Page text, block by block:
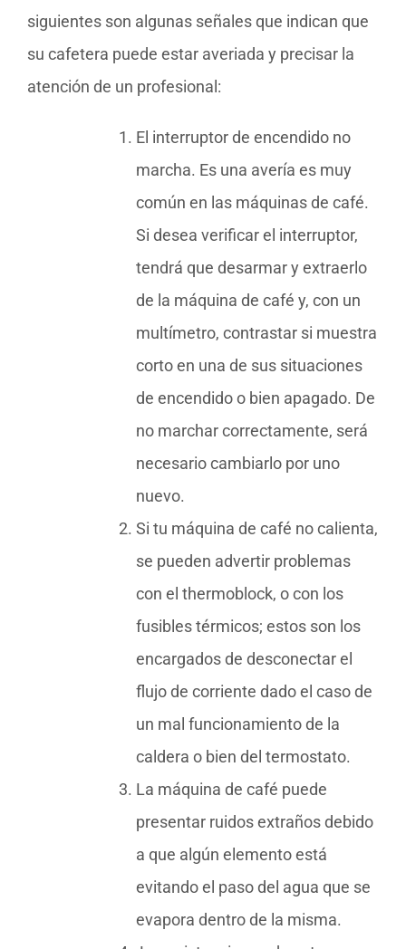
siguientes son algunas señales que indican que
su cafetera puede estar averiada y precisar la
atención de un profesional:
El interruptor de encendido no
marcha. Es una avería es muy
común en las máquinas de café.
Si desea verificar el interruptor,
tendrá que desarmar y extraerlo
de la máquina de café y, con un
multímetro, contrastar si muestra
corto en una de sus situaciones
de encendido o bien apagado. De
no marchar correctamente, será
necesario cambiarlo por uno
nuevo.
Si tu máquina de café no calienta,
se pueden advertir problemas
con el thermoblock, o con los
fusibles térmicos; estos son los
encargados de desconectar el
flujo de corriente dado el caso de
un mal funcionamiento de la
caldera o bien del termostato.
La máquina de café puede
presentar ruidos extraños debido
a que algún elemento está
evitando el paso del agua que se
evapora dentro de la misma.